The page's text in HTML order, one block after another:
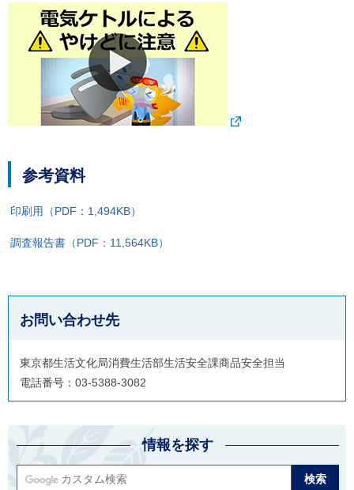
参考資料
印刷用（PDF：1,494KB）
調査報告書（PDF：11,564KB）
お問い合わせ先
東京都生活文化局消費生活部生活安全課商品安全担当
電話番号：03-5388-3082
情報を探す